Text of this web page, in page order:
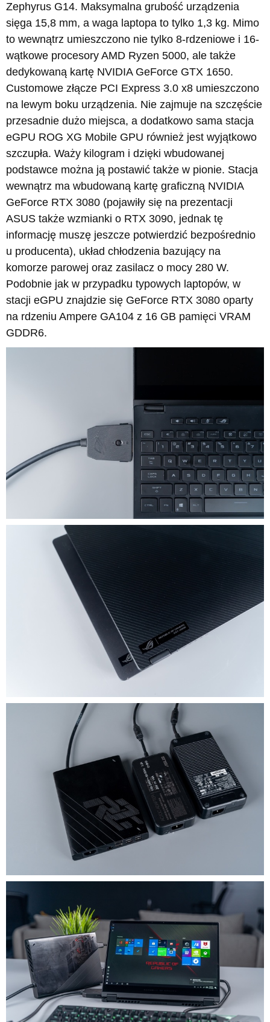
Zephyrus G14. Maksymalna grubość urządzenia
sięga 15,8 mm, a waga laptopa to tylko 1,3 kg. Mimo
to wewnątrz umieszczono nie tylko 8-rdzeniowe i 16-
wątkowe procesory AMD Ryzen 5000, ale także
dedykowaną kartę NVIDIA GeForce GTX 1650.
Customowe złącze PCI Express 3.0 x8 umieszczono
na lewym boku urządzenia. Nie zajmuje na szczęście
przesadnie dużo miejsca, a dodatkowo sama stacja
eGPU ROG XG Mobile GPU również jest wyjątkowo
szczupła. Waży kilogram i dzięki wbudowanej
podstawce można ją postawić także w pionie. Stacja
wewnątrz ma wbudowaną kartę graficzną NVIDIA
GeForce RTX 3080 (pojawiły się na prezentacji
ASUS także wzmianki o RTX 3090, jednak tę
informację muszę jeszcze potwierdzić bezpośrednio
u producenta), układ chłodzenia bazujący na
komorze parowej oraz zasilacz o mocy 280 W.
Podobnie jak w przypadku typowych laptopów, w
stacji eGPU znajdzie się GeForce RTX 3080 oparty
na rdzeniu Ampere GA104 z 16 GB pamięci VRAM
GDDR6.